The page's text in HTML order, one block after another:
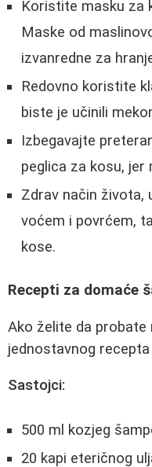
Koristite masku za
Maske od
izvanredne za
Redovno koristite
biste je učinili
Izbegavajte
peglica za kosu,
Zdrav način života,
voćem i povrćem,
kose.
Recepti za domaće
Ako želite da probate
jednostavnog
Sastojci:
500 ml kozjeg
20 kapi eteričnog